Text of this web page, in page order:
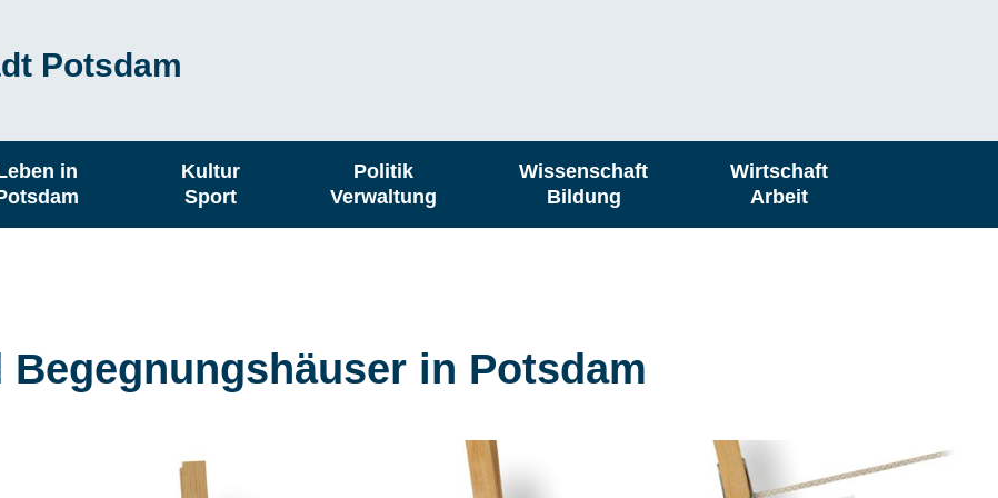
Potsdam
in
Kultur
Sport
Politik
Verwaltung
Wissenschaft
Bildung
Wirtschaft
Arbeit
in Potsdam